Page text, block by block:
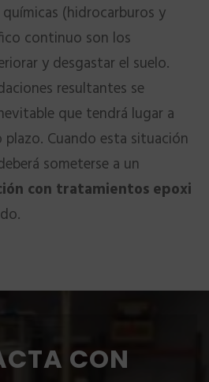
(hidrocarburos y
continuo son los
y desgastar el suelo.
resultantes se
que tendrá lugar a
Cuando esta situación
someterse a un
con tratamientos epoxi
CON